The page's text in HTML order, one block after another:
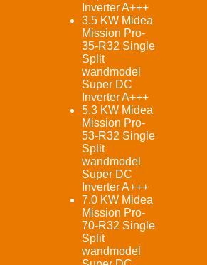
Inverter A+++
3.5 KW Midea
Mission Pro-
35-R32 Single
Split
wandmodel
Super DC
Inverter A+++
5.3 KW Midea
Mission Pro-
53-R32 Single
Split
wandmodel
Super DC
Inverter A+++
7.0 KW Midea
Mission Pro-
70-R32 Single
Split
wandmodel